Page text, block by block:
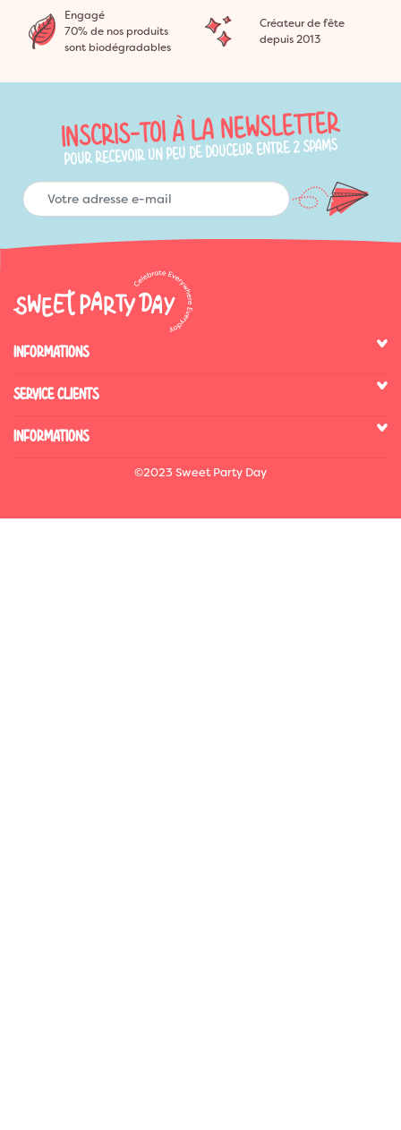
Engagé
70% de nos produits
sont biodégradables
Créateur de fête
depuis 2013
INSCRIS-TOI À LA NEWSLETTER
POUR RECEVOIR UN PEU DE DOUCEUR ENTRE 2 SPAMS
INFORMATIONS
SERVICE CLIENTS
INFORMATIONS
©2023 Sweet Party Day